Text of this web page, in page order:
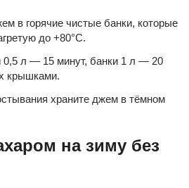
в горячие чистые банки, которые
до +80°С.
0,5 л — 15 минут, банки 1 л — 20
крышками.
храните джем в тёмном
на зиму без